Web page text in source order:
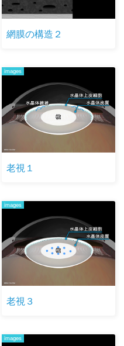
網膜の構造２
images
老視１
images
老視３
images